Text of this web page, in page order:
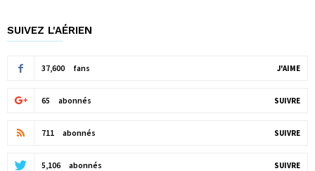
SUIVEZ L'AÉRIEN
37,600 fans J'AIME
65 abonnés SUIVRE
711 abonnés SUIVRE
5,106 abonnés SUIVRE